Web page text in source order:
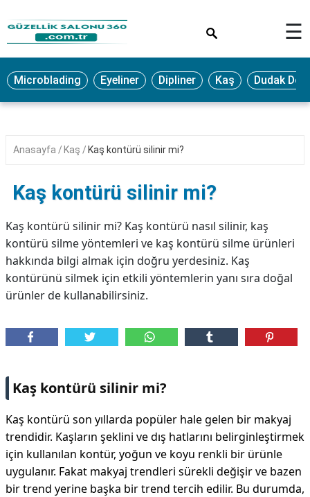
MAKYAJ
MİCROBLADİNG
EPİLASYON
TIRNAK
PEELİNG
ERKEK
BAKIMI
CİLT
DİPLİNER
☰
Microblading Eyeliner Dipliner Kaş Dudak
Anasayfa Kaş Kaş kontürü silinir mi?
Kaş kontürü silinir mi?
Kaş kontürü silinir mi? Kaş kontürü nasıl silinir, kaş
kontürü silme yöntemleri ve kaş kontürü silme ürünleri
hakkında bilgi almak için doğru yerdesiniz. Kaş
kontürünü silmek için etkili yöntemlerin yanı sıra doğal
ürünler de kullanabilirsiniz.
Kaş kontürü silinir mi?
Kaş kontürü son yıllarda popüler hale gelen bir makyaj
trendidir. Kaşların şeklini ve dış hatlarını belirginleştirmek
için kullanılan kontür, yoğun ve koyu renkli bir ürünle
uygulanır. Fakat makyaj trendleri sürekli değişir ve bazen
bir trend yerine başka bir trend tercih edilir. Bu durumda,